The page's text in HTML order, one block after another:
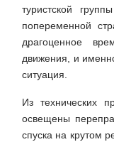
туристской
попеременной
драгоценное
движения, и
ситуация.
Из технических
освещены
спуска на крутом